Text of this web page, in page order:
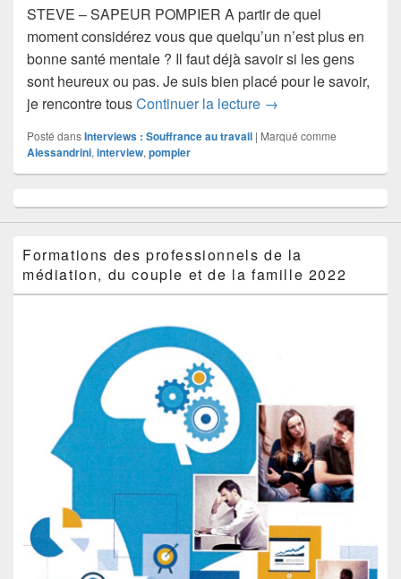
STEVE – SAPEUR POMPIER A partir de quel
moment considérez vous que quelqu’un n’est plus en
bonne santé mentale ? Il faut déjà savoir si les gens
sont heureux ou pas. Je suis bien placé pour le savoir,
je rencontre tousContinuer la lecture Pompier
→
Posté dansInterviews : Souffrance au travail | Marqué comme
Alessandrini, interview, pompier
principale
de
pour
barre
Formations des professionnels de la
médiation, du couple et de la famille 2022